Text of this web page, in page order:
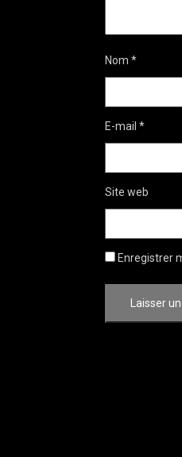
Nom *
E-mail *
Site web
Enregistrer